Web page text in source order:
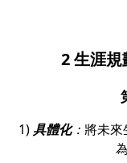
2生涯規
1) 具體化： 將未